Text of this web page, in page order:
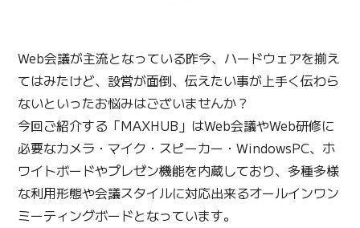
Web会議が主流となっている昨今、ハードウェアを揃え
てはみたけど、設営が面倒、伝えたい事が上手く伝わら
ないといったお悩みはございませんか？
今回ご紹介する「MAXHUB」はWeb会議やWeb研修に
必要なカメラ・マイク・スピーカー・WindowsPC、ホ
ワイトボードやプレゼン機能を内蔵しており、多種多様
な利用形態や会議スタイルに対応出来るオールインワン
ミーティングボードとなっています。